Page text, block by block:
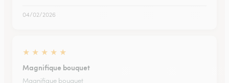
04/02/2026
★ ★ ★ ★ ★
Magnifique bouquet
Magnifique bouquet